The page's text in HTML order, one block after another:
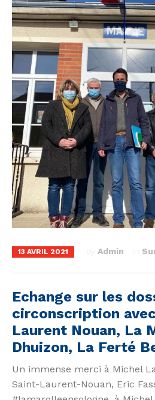
13 AVRIL 2021 by Admin in
Echange sur les
circonscription
Laurent Nouan, La
Dhuizon, La Ferté
Un immense merci à Michel
Saint-Laurent-Nouan, Eric